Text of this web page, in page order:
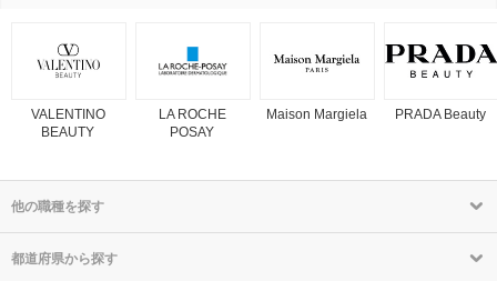
VALENTINO
BEAUTY
LA ROCHE
POSAY
Maison Margiela PRADA Beauty
他の職種を探す
都道府県から探す